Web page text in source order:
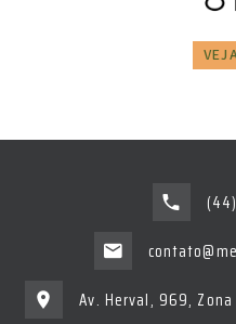
Av. Herval, 969, Zona